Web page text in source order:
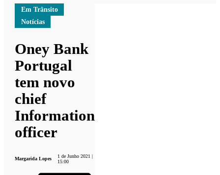
Em Trânsito
Notícias
Oney Bank
Portugal
tem novo
chief
Information
officer
Margarida Lopes
1 de Junho 2021 |
15:00